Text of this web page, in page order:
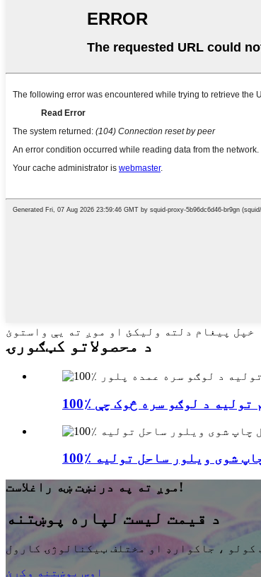
خپل پیغام دلته ولیکئ او موږ ته یې واستوئ
د محصولاتو کټګورۍ
چاپ شوی ویلور ساحل تولیه
موږ ته په درنښت ښه راغلاست!
د قیمت لیست لپاره پوښتنه
اوس پوښتنه وکړئ